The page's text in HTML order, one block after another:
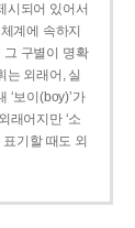
시되어 있어서
계에 속하지
그 구별이 명확
는 외래어, 실
‘보이(boy)’가
래어지만 ‘소
기할 때도 외